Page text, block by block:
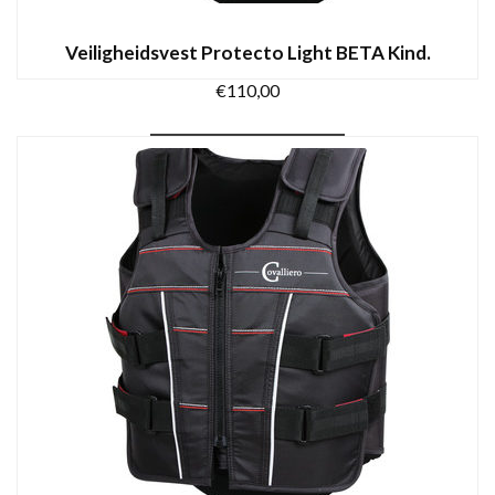
Veiligheidsvest Protecto Light BETA Kind.
€110,00
OPTIES SELECTEREN
Dit
product
heeft
meerdere
variaties.
Deze
optie
kan
gekozen
worden
op
de